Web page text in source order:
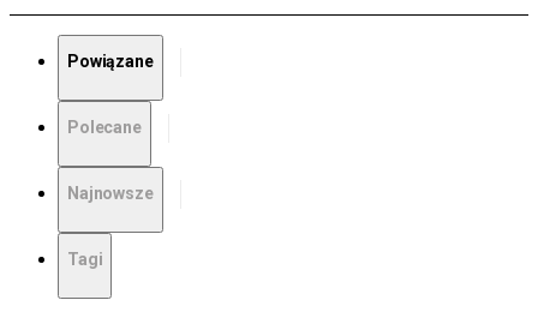
Powiązane
Polecane
Najnowsze
Tagi